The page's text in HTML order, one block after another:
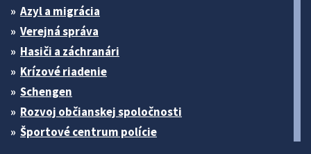
Azyl a migrácia
Verejná správa
Hasiči a záchranári
Krízové riadenie
Schengen
Rozvoj občianskej spoločnosti
Športové centrum polície